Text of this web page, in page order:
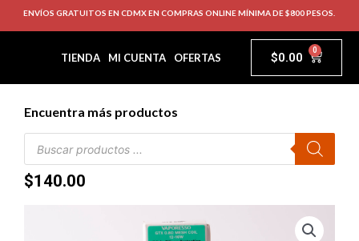
ENVÍOS GRATUITOS EN CDMX EN COMPRAS ONLINE MÍNIMA DE $800 PESOS.
TIENDA MI CUENTA OFERTAS $0.00 0
Encuentra más productos
$140.00